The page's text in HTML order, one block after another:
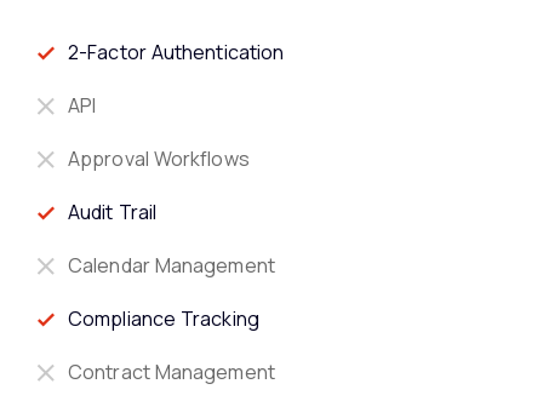
2-Factor Authentication
API
Approval Workflows
Audit Trail
Calendar Management
Compliance Tracking
Contract Management